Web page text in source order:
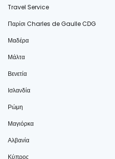
Travel Service
Παρίσι Charles de Gaulle CDG
Μαδέρα
Μάλτα
Βενετία
Ισλανδία
Ρώμη
Μαγιόρκα
Αλβανία
Κύπρος